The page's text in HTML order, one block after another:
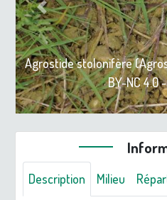
Agrostide stolonifère
BY-NC 4.0
Previous
Description Milieu